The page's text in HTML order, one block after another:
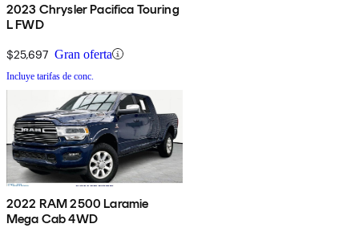
2023 Chrysler Pacifica Touring
L FWD
$25,697 Gran oferta
Incluye tarifas de conc.
2022 RAM 2500 Laramie
Mega Cab 4WD